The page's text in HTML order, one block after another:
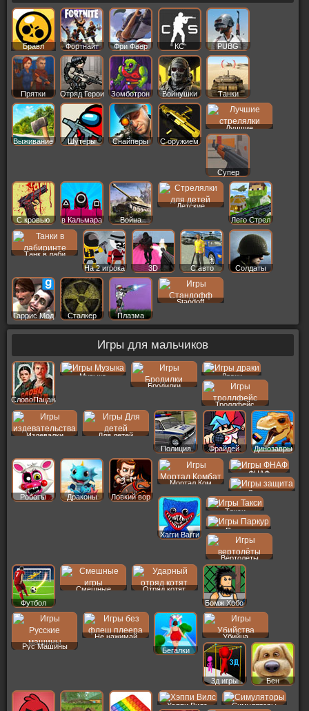
Бравл
Старс
Фортнайт Фри Фаер КС PUBG
Прятки Отряд Герои Зомботрон Войнушки Танки
Выживание Шутеры Снайперы С оружием
Лучшие
Супер
С кровью в Кальмара Война
Детские
Лего Стрел
Танк в лаби
На 2 игрока
3D С авто Солдаты
Гаррис Мод Сталкер Плазма
Standoff
Игры для мальчиков
СловоПацана
Музыка
Бродилки
Драки
Троллфейс
Издевалки
Для детей
Полиция
Фрайдей Динозавры
Роботы Драконы Ловкий вор
Мортал Ком
ФНАФ
Защита
Хагги Вагги
Такси
Паркур
Вертолеты
Футбол
Смешные
Отряд котят
Бомж Хобо
Рус Машины
Не нажимай
Бегалки
Убийца
3д игры Бен
Хэппи Вилс Симуляторы